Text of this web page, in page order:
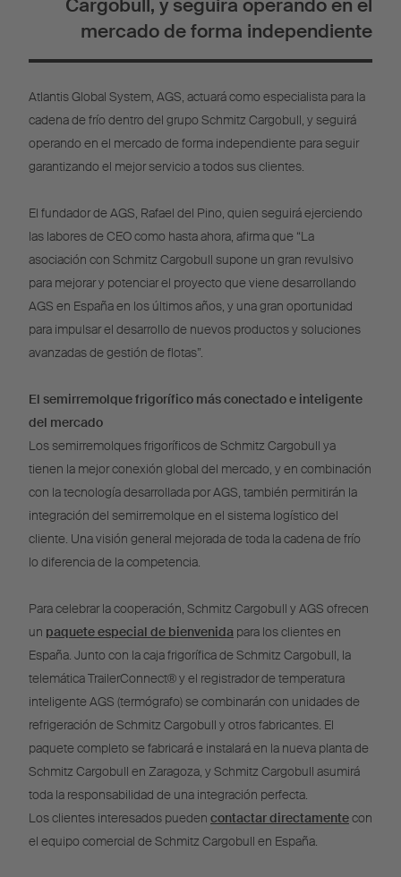
Cargobull, y seguirá operando en el
mercado de forma independiente
Atlantis Global System, AGS, actuará como especialista para la
cadena de frío dentro del grupo Schmitz Cargobull, y seguirá
operando en el mercado de forma independiente para seguir
garantizando el mejor servicio a todos sus clientes.
El fundador de AGS, Rafael del Pino, quien seguirá ejerciendo
las labores de CEO como hasta ahora, afirma que “La
asociación con Schmitz Cargobull supone un gran revulsivo
para mejorar y potenciar el proyecto que viene desarrollando
AGS en España en los últimos años, y una gran oportunidad
para impulsar el desarrollo de nuevos productos y soluciones
avanzadas de gestión de flotas”.
El semirremolque frigorífico más conectado e inteligente
del mercado
Los semirremolques frigoríficos de Schmitz Cargobull ya
tienen la mejor conexión global del mercado, y en combinación
con la tecnología desarrollada por AGS, también permitirán la
integración del semirremolque en el sistema logístico del
cliente. Una visión general mejorada de toda la cadena de frío
lo diferencia de la competencia.
Para celebrar la cooperación, Schmitz Cargobull y AGS ofrecen
un paquete especial de bienvenida para los clientes en
España. Junto con la caja frigorífica de Schmitz Cargobull, la
telemática TrailerConnect® y el registrador de temperatura
inteligente AGS (termógrafo) se combinarán con unidades de
refrigeración de Schmitz Cargobull y otros fabricantes. El
paquete completo se fabricará e instalará en la nueva planta de
Schmitz Cargobull en Zaragoza, y Schmitz Cargobull asumirá
toda la responsabilidad de una integración perfecta.
Los clientes interesados pueden contactar directamentecon
el equipo comercial de Schmitz Cargobull en España.